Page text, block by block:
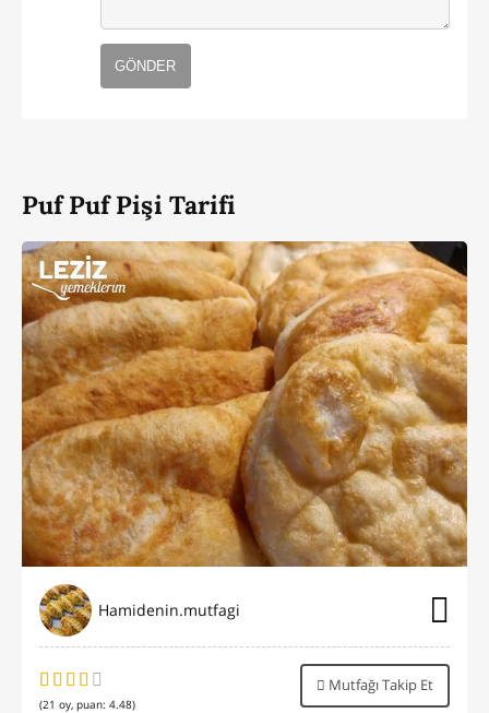
GÖNDER
Puf Puf Pişi Tarifi
Hamidenin.mutfagi
(21 oy, puan: 4.48)
Mutfağı Takip Et